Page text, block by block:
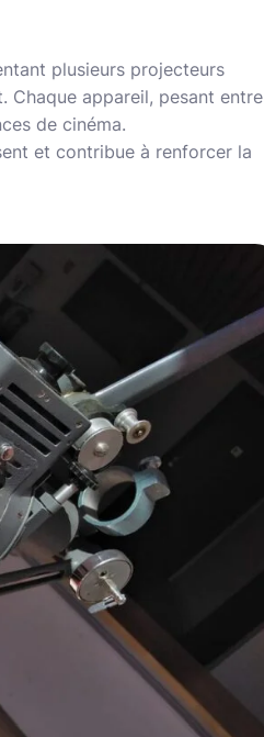
plusieurs projecteurs
Chaque appareil, pesant entre
de cinéma.
et contribue à renforcer la